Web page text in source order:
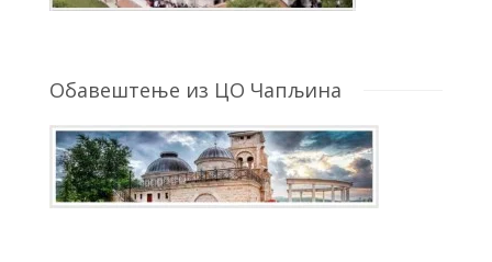
Обавештење из ЦО Чапљина